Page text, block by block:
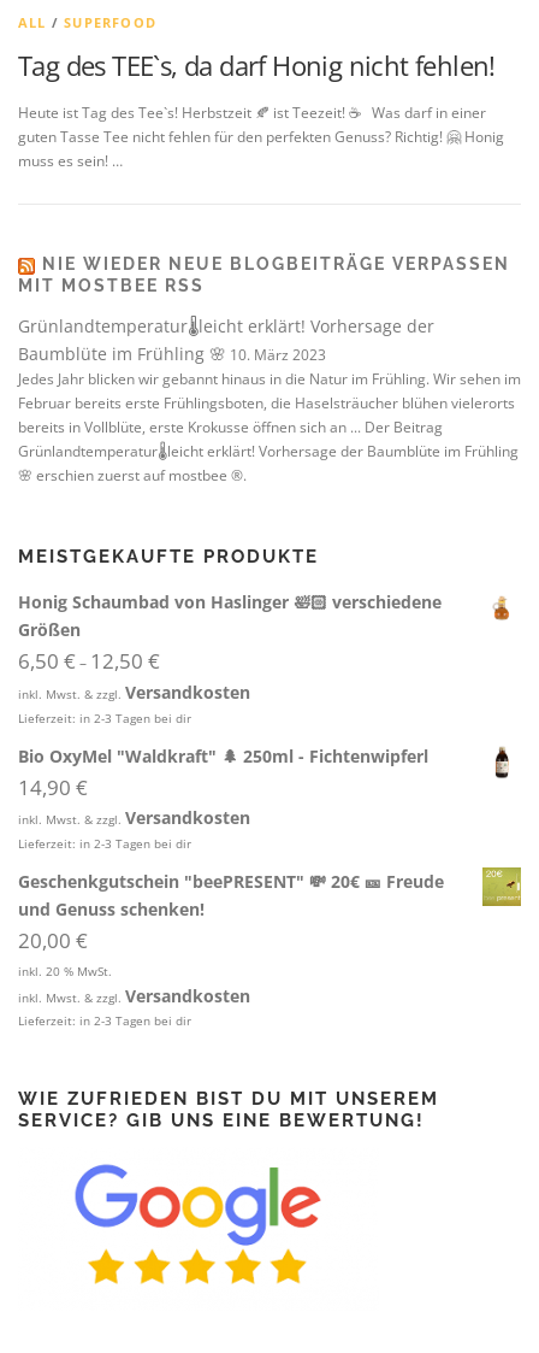
ALL /SUPERFOOD
Tag des TEE`s, da darf Honig nicht fehlen!
Heute ist Tag des Tee`s! Herbstzeit 🍂 ist Teezeit! ☕ Was darf in einer
guten Tasse Tee nicht fehlen für den perfekten Genuss? Richtig! 🤗 Honig
muss es sein! …
NIE WIEDER NEUE BLOGBEITRÄGE VERPASSEN
MIT MOSTBEE RSS
Grünlandtemperatur🌡️leicht erklärt! Vorhersage der
Baumblüte im Frühling 🌸 10. März 2023
Jedes Jahr blicken wir gebannt hinaus in die Natur im Frühling. Wir sehen im
Februar bereits erste Frühlingsboten, die Haselsträucher blühen vielerorts
bereits in Vollblüte, erste Krokusse öffnen sich an ... Der Beitrag
Grünlandtemperatur🌡️leicht erklärt! Vorhersage der Baumblüte im Frühling
🌸 erschien zuerst auf mostbee ®.
MEISTGEKAUFTE PRODUKTE
Honig Schaumbad von Haslinger 🛀🏻 verschiedene
Größen
6,50 € – 12,50 €
inkl. Mwst. & zzgl. Versandkosten
Lieferzeit: in 2-3 Tagen bei dir
Bio OxyMel "Waldkraft" 🌲 250ml - Fichtenwipferl
14,90 €
inkl. Mwst. & zzgl. Versandkosten
Lieferzeit: in 2-3 Tagen bei dir
Geschenkgutschein "beePRESENT" 💸 20€ 🎫 Freude
und Genuss schenken!
20,00 €
inkl. 20 % MwSt.
inkl. Mwst. & zzgl. Versandkosten
Lieferzeit: in 2-3 Tagen bei dir
WIE ZUFRIEDEN BIST DU MIT UNSEREM
SERVICE? GIB UNS EINE BEWERTUNG!